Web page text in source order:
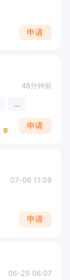
申请
48分钟前
...
申请
07-06 11:59
申请
06-29 06:07